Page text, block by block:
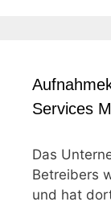
Services
Das
Betreibers
und hat